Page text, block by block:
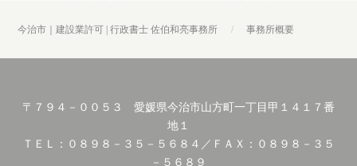
今治市｜建設業許可 | 行政書士 佐伯和亮事務所 事務所概要
〒７９４－００５３ 愛媛県今治市山方町一丁目甲１４１７番
地１
ＴＥＬ：０８９８－３５－５６８４／ＦＡＸ：０８９８－３５
－５６８９